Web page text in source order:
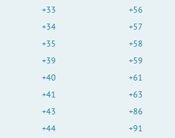
+33
+34
+35
+39
+40
+41
+43
+44
+56
+57
+58
+59
+61
+63
+86
+91